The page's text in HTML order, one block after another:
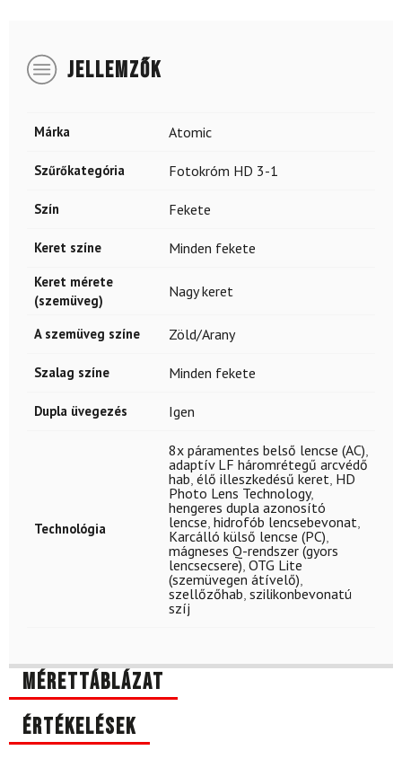
JELLEMZŐK
Márka Atomic
Szűrőkategória Fotokróm HD 3-1
Szín Fekete
Keret színe Minden fekete
Keret mérete
(szemüveg)
Nagy keret
A szemüveg színe Zöld/Arany
Szalag színe Minden fekete
Dupla üvegezés Igen
Technológia
8x páramentes belső lencse (AC)
adaptív LF háromrétegű arcvédő
hab, élő illeszkedésű keret HD
Photo Lens Technology,
hengeres dupla azonosító
lencse hidrofób lencsebevonat
Karcálló külső lencse (PC)
mágneses Q-rendszer (gyors
lencsecsere) OTG Lite
(szemüvegen átívelő)
szellőzőhab szilikonbevonatú
szíj
Mérettáblázat
Értékelések